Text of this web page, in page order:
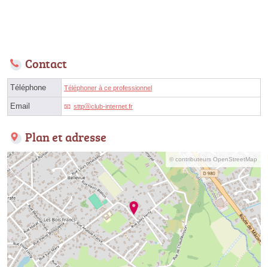
Contact
Téléphone Téléphoner à ce professionnel
Email sttpⓐclub-internet.fr
Plan et adresse
© contributeurs OpenStreetMap